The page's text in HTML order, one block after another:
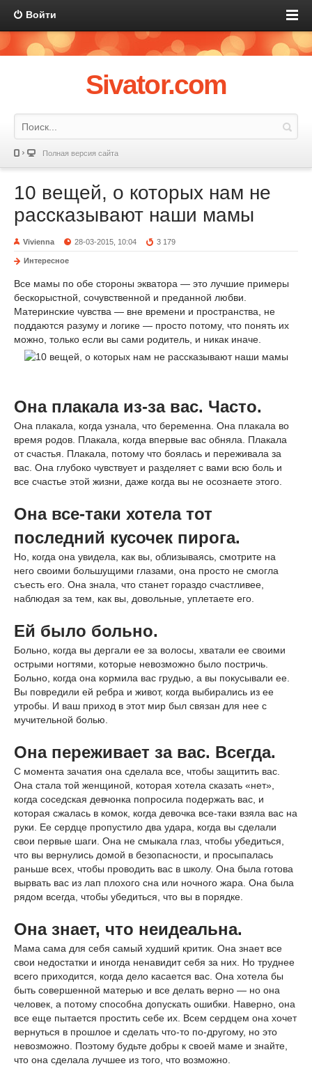
Войти
Sivator.com
Полная версия сайта
10 вещей, о которых нам не
рассказывают наши мамы
Vivienna 28-03-2015, 10:04 3 179
Интересное
Все мамы по обе стороны экватора — это лучшие примеры
бескорыстной, сочувственной и преданной любви.
Материнские чувства — вне времени и пространства, не
поддаются разуму и логике — просто потому, что понять их
можно, только если вы сами родитель, и никак иначе.
Она плакала из-за ваc. Часто.
Она плакала, когда узнала, что беременна. Она плакала во
время родов. Плакала, когда впервые вас обняла. Плакала
от счастья. Плакала, потому что боялась и переживала за
вас. Она глубоко чувствует и разделяет с вами всю боль и
все счастье этой жизни, даже когда вы не осознаете этого.
Она все-таки хотела тот
последний кусочек пирога.
Но, когда она увидела, как вы, облизываясь, смотрите на
него своими большущими глазами, она просто не смогла
съесть его. Она знала, что станет гораздо счастливее,
наблюдая за тем, как вы, довольные, уплетаете его.
Ей было больно.
Больно, когда вы дергали ее за волосы, хватали ее своими
острыми ногтями, которые невозможно было постричь.
Больно, когда она кормила вас грудью, а вы покусывали ее.
Вы повредили ей ребра и живот, когда выбирались из ее
утробы. И ваш приход в этот мир был связан для нее с
мучительной болью.
Она переживает за вас. Всегда.
С момента зачатия она сделала все, чтобы защитить вас.
Она стала той женщиной, которая хотела сказать «нет»,
когда соседская девчонка попросила подержать вас, и
которая сжалась в комок, когда девочка все-таки взяла вас на
руки. Ее сердце пропустило два удара, когда вы сделали
свои первые шаги. Она не смыкала глаз, чтобы убедиться,
что вы вернулись домой в безопасности, и просыпалась
раньше всех, чтобы проводить вас в школу. Она была готова
вырвать вас из лап плохого сна или ночного жара. Она была
рядом всегда, чтобы убедиться, что вы в порядке.
Она знает, что неидеальна.
Мама сама для себя самый худший критик. Она знает все
свои недостатки и иногда ненавидит себя за них. Но труднее
всего приходится, когда дело касается вас. Она хотела бы
быть совершенной матерью и все делать верно — но она
человек, а потому способна допускать ошибки. Наверно, она
все еще пытается простить себе их. Всем сердцем она хочет
вернуться в прошлое и сделать что-то по-другому, но это
невозможно. Поэтому будьте добры к своей маме и знайте,
что она сделала лучшее из того, что возможно.